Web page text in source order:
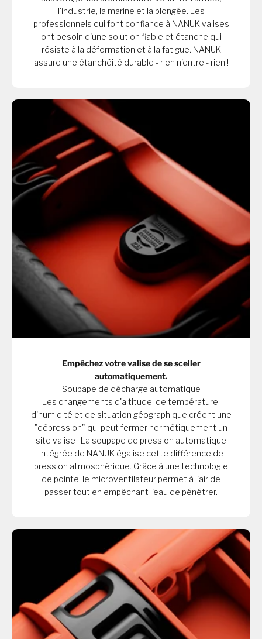
l'industrie, la marine et la plongée. Les
professionnels qui font confiance à NANUK valises
ont besoin d'une solution fiable et étanche qui
résiste à la déformation et à la fatigue. NANUK
assure une étanchéité durable - rien n'entre - rien !
Empêchez votre valise de se sceller
automatiquement.
Soupape de décharge automatique
Les changements d'altitude, de température,
d'humidité et de situation géographique créent une
"dépression" qui peut fermer hermétiquement un
site valise . La soupape de pression automatique
intégrée de NANUK égalise cette différence de
pression atmosphérique. Grâce à une technologie
de pointe, le microventilateur permet à l'air de
passer tout en empêchant l'eau de pénétrer.